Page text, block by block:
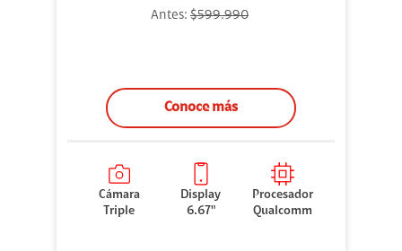
Antes: $599.990
Conoce más
Cámara
Triple
Display
6.67"
Procesador
Qualcomm